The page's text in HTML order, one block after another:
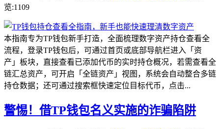
览:1109
本指南专为TP钱包新手打造，全面梳理数字资产持仓查看全
流程，登录TP钱包后，可通过首页或底部导航栏进入「资
产」板块，直接查看已添加代币的实时持仓概况，若需查看全
链汇总资产，可开启「全链资产」视图，系统会自动整合多链
持仓数据；还可通过搜索框快速定位目标代币，点击...
警惕！借TP钱包名义实施的诈骗陷阱